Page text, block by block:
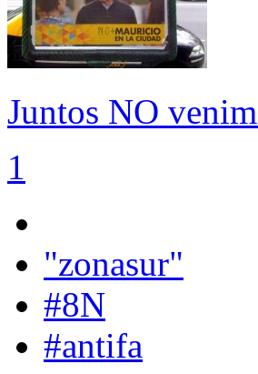
Juntos NO
1
"zonasur"
#8N
#antifa